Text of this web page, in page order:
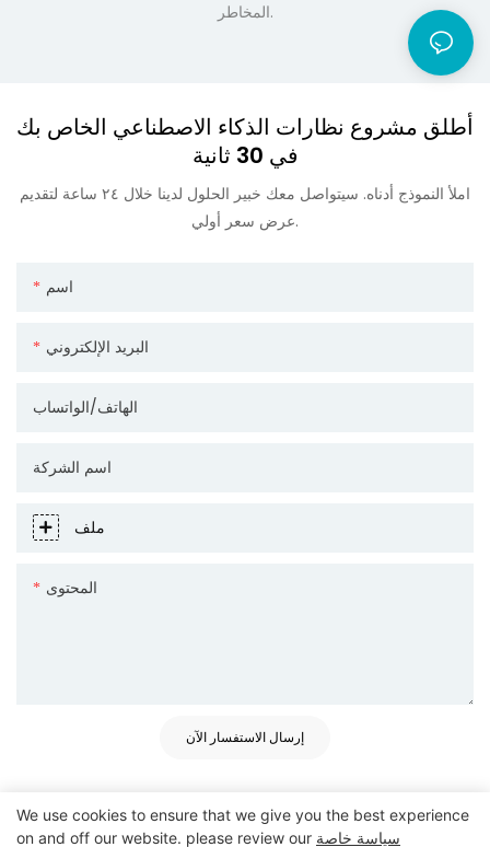
المخاطر.
أطلق مشروع نظارات الذكاء الاصطناعي الخاص بك
في 30 ثانية
املأ النموذج أدناه. سيتواصل معك خبير الحلول لدينا خلال ٢٤ ساعة لتقديم
عرض سعر أولي.
اسم
البريد الإلكتروني
الهاتف/الواتساب
اسم الشركة
ملف
المحتوى
إرسال الاستفسار الآن
We use cookies to ensure that we give you the best experience
on and off our website. please review our سياسة خاصة